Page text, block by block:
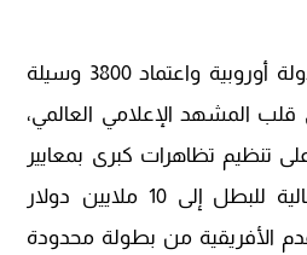
اتساع البث ليشمل 30 دولة أوروبية واعتماد 3800 وسيلة
المشهد الإعلامي العالمي،
تنظيم تظاهرات كبرى بمعايير
احترافية. رفع الجائزة المالية للبطل إلى 10 ملايين دولار
الأفريقية من بطولة محدودة